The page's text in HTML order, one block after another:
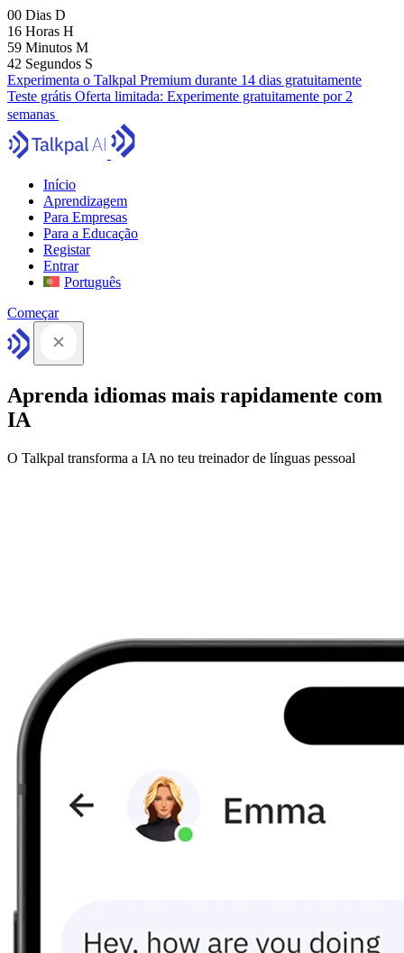
00 Dias D
16 Horas H
59 Minutos M
41 Segundos S
Experimenta o Talkpal Premium durante 14 dias gratuitamente
Teste grátis Oferta limitada: Experimente gratuitamente por 2
semanas
Início
Aprendizagem
Para Empresas
Para a Educação
Registar
Entrar
Português
Começar
Aprenda idiomas mais rapidamente com
IA
O Talkpal transforma a IA no teu treinador de línguas pessoal